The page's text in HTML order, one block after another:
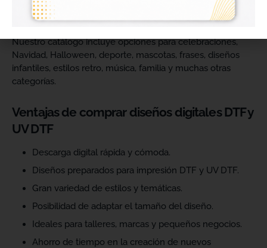
clientes. Podrás escoger diseños de diferentes estilos,
temáticas, temporadas y públicos.
Nuestro catálogo incluye opciones para celebraciones,
Navidad, Halloween, deporte, mascotas, frases, diseños
infantiles, estilos retro, música, familia y muchas otras
categorías.
Ventajas de comprar diseños digitales DTF y
UV DTF
Descarga digital rápida y cómoda.
Diseños preparados para impresión DTF y UV DTF.
Gran variedad de estilos y temáticas.
Posibilidad de adaptar el tamaño del diseño.
Ideales para talleres, marcas y pequeños negocios.
Ahorro de tiempo en la creación de nuevos